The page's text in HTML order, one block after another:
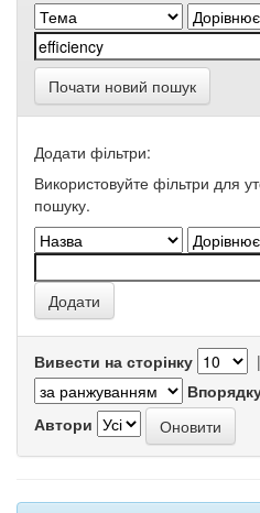
Почати новий пошук
Додати фільтри:
Використовуйте фільтри для
пошуку.
Вивести на сторінку |
Автори